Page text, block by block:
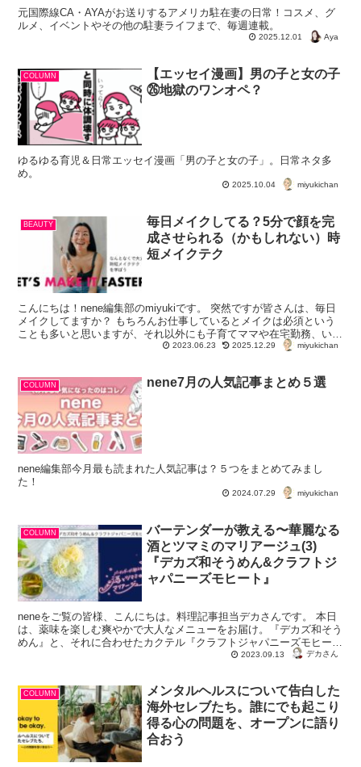
元国際線CA・AYAがお送りするアメリカ駐在妻の日常！コスメ、グ
ルメ、イベントやその他の駐妻ライフまで、毎週連載。
2025.12.01 Aya
COLUMN
【エッセイ漫画】男の子と女の子
㉖地獄のワンオペ？
ゆるゆる育児＆日常エッセイ漫画「男の子と女の子」。日常ネタ多
め。
2025.10.04 miyukichan
BEAUTY
毎日メイクしてる？5分で顔を完
成させられる（かもしれない）時
短メイクテク
こんにちは！nene編集部のmiyukiです。 突然ですが皆さんは、毎日
メイクしてますか？ もちろんお仕事しているとメイクは必須という
ことも多いと思いますが、それ以外にも子育てママや在宅勤務、いろ
んな生活スタイルがある中で、フ...2023.06.23 2025.12.29 miyukichan
COLUMN nene7月の人気記事まとめ５選
nene編集部今月最も読まれた人気記事は？５つをまとめてみまし
た！
2024.07.29 miyukichan
COLUMN
バーテンダーが教える〜華麗なる
酒とツマミのマリアージュ(3)
『デカズ和そうめん&クラフトジ
ャパニーズモヒート』
neneをご覧の皆様、こんにちは。料理記事担当デカさんです。 本日
は、薬味を楽しむ爽やかで大人なメニューをお届け。『デカズ和そう
めん』と、それに合わせたカクテル『クラフトジャパニーズモヒー
2023.09.13 デカさん
COLUMN
メンタルヘルスについて告白した
海外セレブたち。誰にでも起こり
得る心の問題を、オープンに語り
合おう